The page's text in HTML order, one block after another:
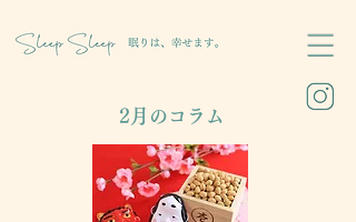
​2月のコラム